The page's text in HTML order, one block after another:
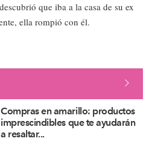
que iba a la casa de su ex
ella rompió con él.
Compras en amarillo: productos
imprescindibles que te ayudarán
a resaltar...